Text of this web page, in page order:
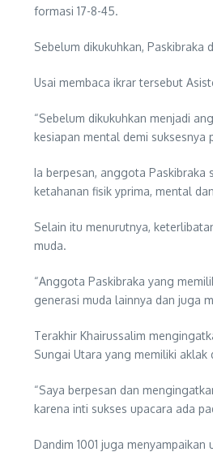
formasi 17-8-45.
Sebelum dikukuhkan, Paskibraka
Usai membaca ikrar tersebut
“Sebelum dikukuhkan menjadi
kesiapan mental demi suksesnya
Ia berpesan, anggota Paskibraka
ketahanan fisik yprima, mental
Selain itu menurutnya,
muda.
“Anggota Paskibraka yang
generasi muda lainnya dan juga
Terakhir Khairussalim
Sungai Utara yang memiliki
“Saya berpesan dan
karena inti sukses upacara ada
Dandim 1001 juga